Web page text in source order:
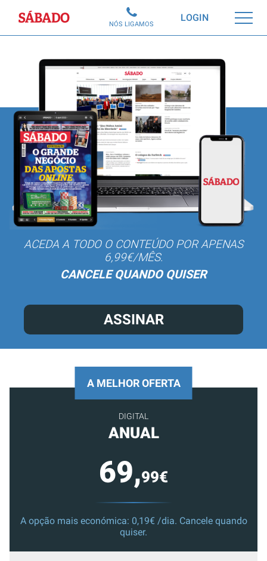
Sábado LOGIN
NÓS LIGAMOS
ACEDA A TODO O CONTEÚDO POR APENAS
6,99€/MÊS.
CANCELE QUANDO QUISER
ASSINAR
A MELHOR OFERTA
DIGITAL
ANUAL
69,99€
A opção mais económica: 0,19€ /dia. Cancele quando
quiser.